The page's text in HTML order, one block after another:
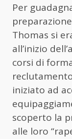
Per
Thomas si
all’inizio
corsi di
iniziato ad
scoperto la
alle loro